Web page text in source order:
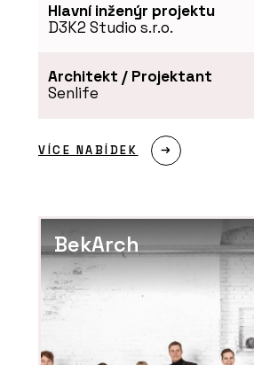
PRODUKTY
Židle Bombshell - Urbania
PRODUKTY
Hlavní inženýr projektu
D3K2 Studio s.r.o.
Architekt / Projektant
Senlife
VÍCE NABÍDEK
BekArch